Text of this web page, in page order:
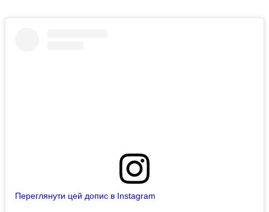
Переглянути цей допис в Instagram